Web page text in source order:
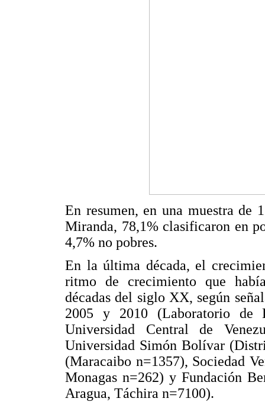
En resumen, en una muestra de
Miranda, 78,1% clasificaron en
4,7% no pobres.
En la última década, el
ritmo de crecimiento que
décadas del siglo XX, según
2005 y 2010 (Laboratorio de
Universidad Central de
Universidad Simón Bolívar
(Maracaibo n=1357), Sociedad
Monagas n=262) y Fundación
Aragua, Táchira n=7100).